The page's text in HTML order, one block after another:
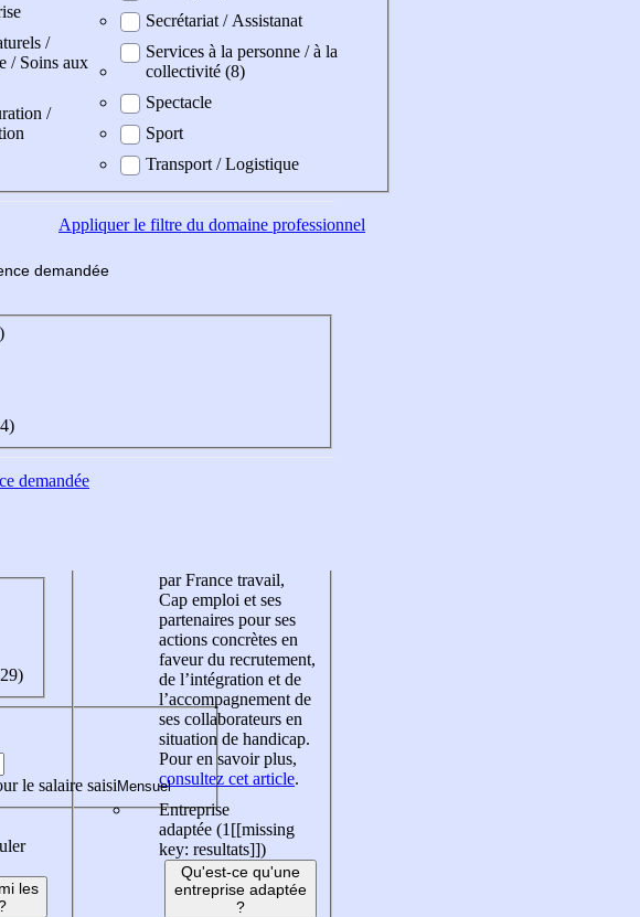
/
/ Soins aux
/
Secrétariat / Assistanat
Services à la personne / à la
collectivité (8)
Spectacle
Sport
Transport / Logistique
Appliquerle filtre du domaine professionnel
demandée
demandée
le salaire saisi
les
par France travail,
Cap emploi et ses
partenaires pour ses
actions concrètes en
faveur du recrutement,
de l’intégration et de
l’accompagnement de
ses collaborateurs en
situation de handicap.
Pour en savoir plus,
consultez cet article.
Entreprise
adaptée (1 [[missing
key: resultats]])
Qu'est-ce qu'une
entreprise adaptée
?